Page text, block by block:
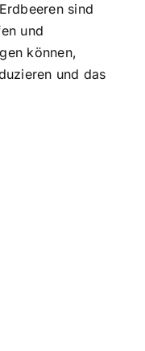
sind
und
können,
und das